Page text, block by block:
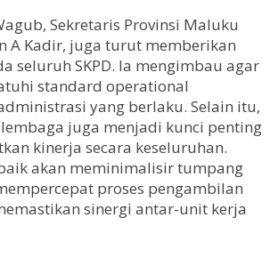
Sekretaris Provinsi Maluku
A Kadir, juga turut memberikan
seluruh SKPD. Ia mengimbau agar
standard operational
yang berlaku. Selain itu,
juga menjadi kunci penting
kinerja secara keseluruhan.
akan meminimalisir tumpang
proses pengambilan
sinergi antar-unit kerja